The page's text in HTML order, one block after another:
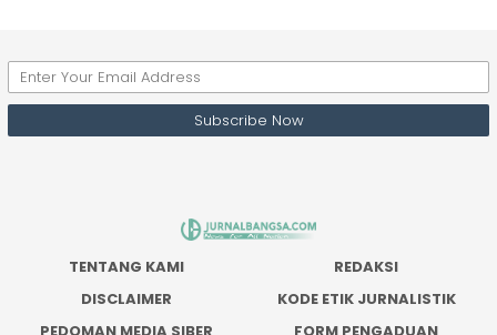
TENTANG KAMI
REDAKSI
DISCLAIMER
KODE ETIK JURNALISTIK